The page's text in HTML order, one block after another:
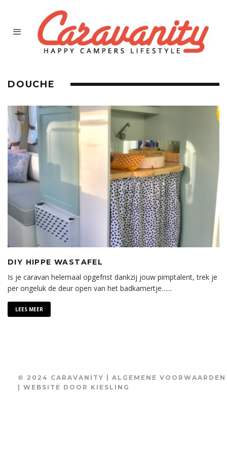
DOUCHE
DIY HIPPE WASTAFEL
Is je caravan helemaal opgefrist dankzij jouw pimptalent, trek je
per ongeluk de deur open van het badkamertje…...
LEES MEER
© 2024 CARAVANITY | ALGEMENE VOORWAARDEN
| WEBSITE DOOR KIESLING